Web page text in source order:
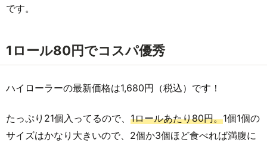
です。
1ロール80円でコスパ優秀
ハイローラーの最新価格は1,680円（税込）です！
たっぷり21個入ってるので、 1ロールあたり80円。1個1個の
サイズはかなり大きいので、2個か3個ほど食べれば満腹に